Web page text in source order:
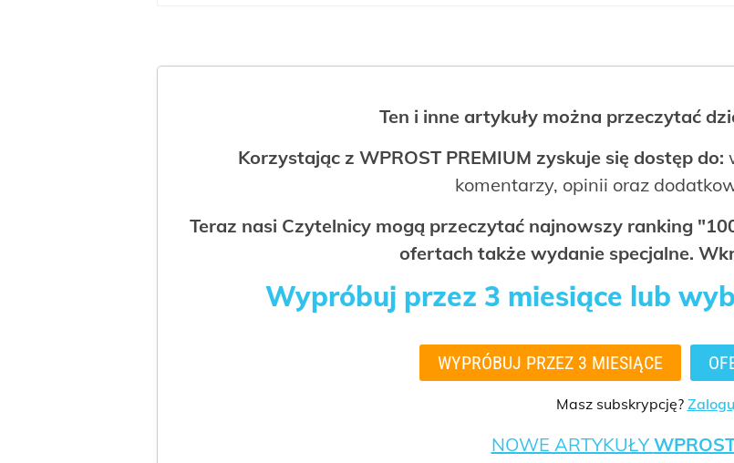
Ten i inne artykuły można przeczytać
Korzystając z WPROST PREMIUM zyskuje się dostęp do:
komentarzy, opinii oraz
Teraz nasi Czytelnicy mogą przeczytać najnowszy ranking
ofertach także wydanie specjalne.
Wypróbuj przez 3 miesiące lub
WYPRÓBUJ PRZEZ 3 MIESIĄCE
Masz subskrypcję?
NOWE ARTYKUŁY